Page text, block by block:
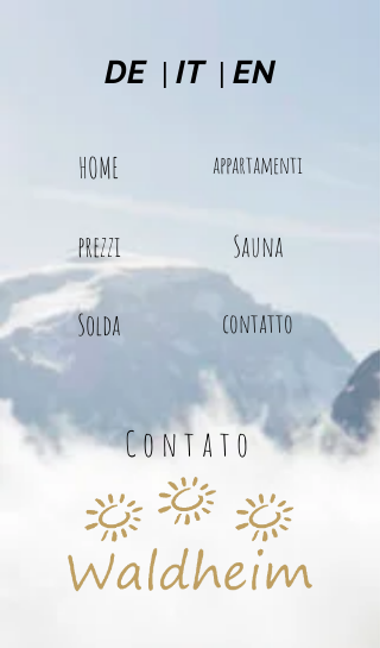
DE | IT | EN
HOME appartamenti
prezzi Sauna
Solda contatto
Contato